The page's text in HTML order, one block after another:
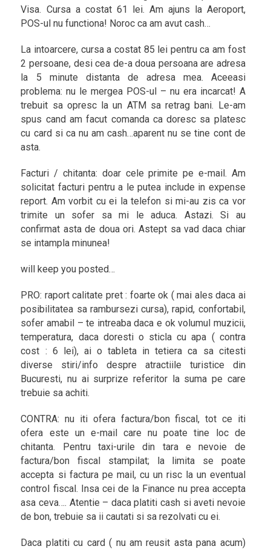
Visa. Cursa a costat 61 lei. Am ajuns la Aeroport,
POS-ul nu functiona! Noroc ca am avut cash…
La intoarcere, cursa a costat 85 lei pentru ca am fost
2 persoane, desi cea de-a doua persoana are adresa
la 5 minute distanta de adresa mea. Aceeasi
problema: nu le mergea POS-ul – nu era incarcat! A
trebuit sa opresc la un ATM sa retrag bani. Le-am
spus cand am facut comanda ca doresc sa platesc
cu card si ca nu am cash…aparent nu se tine cont de
asta.
Facturi / chitanta: doar cele primite pe e-mail. Am
solicitat facturi pentru a le putea include in expense
report. Am vorbit cu ei la telefon si mi-au zis ca vor
trimite un sofer sa mi le aduca. Astazi. Si au
confirmat asta de doua ori. Astept sa vad daca chiar
se intampla minunea!
will keep you posted…
PRO: raport calitate pret : foarte ok ( mai ales daca ai
posibilitatea sa rambursezi cursa), rapid, confortabil,
sofer amabil – te intreaba daca e ok volumul muzicii,
temperatura, daca doresti o sticla cu apa ( contra
cost : 6 lei), ai o tableta in tetiera ca sa citesti
diverse stiri/info despre atractiile turistice din
Bucuresti, nu ai surprize referitor la suma pe care
trebuie sa achiti.
CONTRA: nu iti ofera factura/bon fiscal, tot ce iti
ofera este un e-mail care nu poate tine loc de
chitanta. Pentru taxi-urile din tara e nevoie de
factura/bon fiscal stampilat; la limita se poate
accepta si factura pe mail, cu un risc la un eventual
control fiscal. Insa cei de la Finance nu prea accepta
asa ceva…. Atentie – daca platiti cash si aveti nevoie
de bon, trebuie sa ii cautati si sa rezolvati cu ei.
Daca platiti cu card ( nu am reusit asta pana acum)